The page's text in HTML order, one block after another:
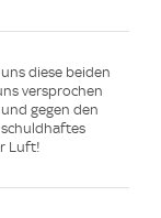
diese beiden
versprochen
gegen den
Luft!